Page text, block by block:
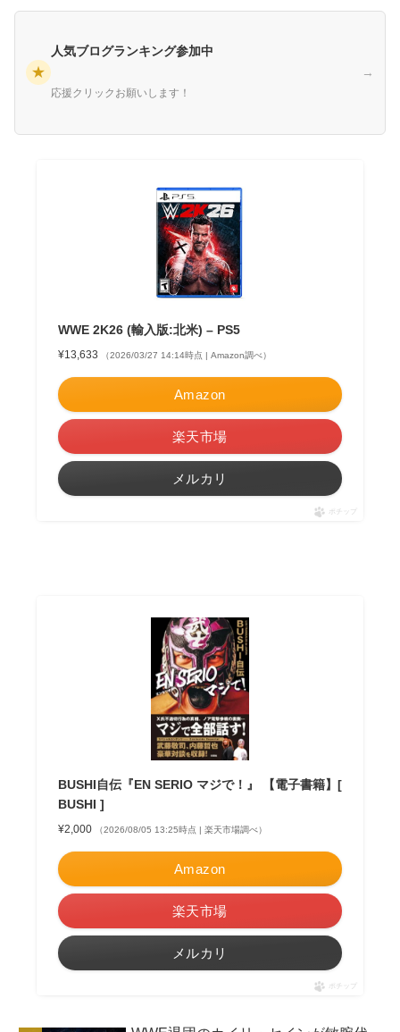
★
人気ブログランキング参加中
応援クリックお願いします！
→
WWE 2K26 (輸入版:北米) – PS5
¥13,633 （2026/03/27 14:14時点 | Amazon調べ）
Amazon
楽天市場
メルカリ
ポチップ
BUSHI自伝『EN SERIO マジで！』 【電子書籍】[
BUSHI ]
¥2,000 （2026/08/05 13:25時点 | 楽天市場調べ）
Amazon
楽天市場
メルカリ
ポチップ